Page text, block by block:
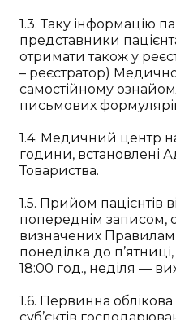
1.3. Таку інформацію
представники
отримати також у
– реєстратор)
самостійному
письмових
1.4. Медичний центр
години, встановлені
Товариства.
1.5. Прийом пацієнтів
попереднім записом,
визначених
понеділка до
18:00 год., неділя —
1.6. Первинна